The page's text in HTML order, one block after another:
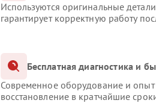
Используются оригинальные
гарантирует корректную работу
Бесплатная диагностика и
Современное оборудование и опыт
восстановление в кратчайшие